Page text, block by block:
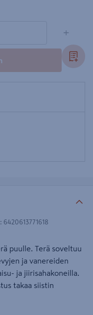
+
: 6420613771618
puulle. Terä soveltuu
ja vanereiden
ja jiirisahakoneilla.
takaa siistin